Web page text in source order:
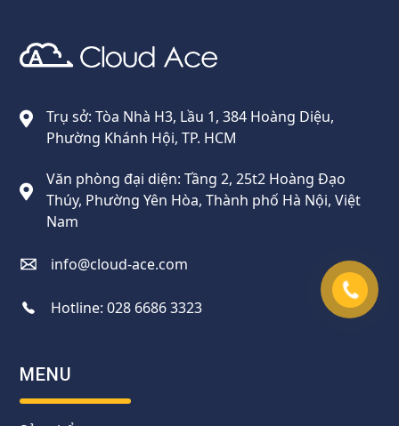
Trụ sở: Tòa Nhà H3, Lầu 1, 384 Hoàng Diệu,
Phường Khánh Hội, TP. HCM
Văn phòng đại diện: Tầng 2, 25t2 Hoàng Đạo
Thúy, Phường Yên Hòa, Thành phố Hà Nội, Việt
Nam
info@cloud-ace.com
Hotline:028 6686 3323
MENU